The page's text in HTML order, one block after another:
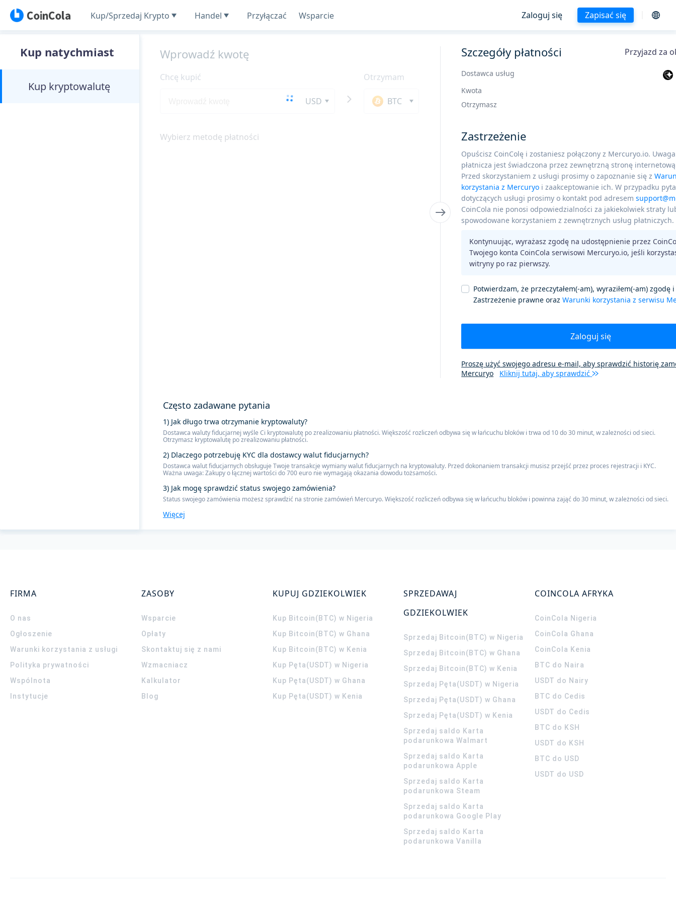
Kup/Sprzedaj Krypto Handel Przyłączać Wsparcie Zaloguj się Zapisać się
Kup natychmiast
Kup kryptowalutę
Wprowadź kwotę
Chcę kupić
USD
Otrzymam
BTC
Wybierz metodę płatności
Szczegóły płatności Przyjazd za
Dostawca usług
Kwota
Otrzymasz
Zastrzeżenie
Opuścisz CoinColę i zostaniesz połączony z Mercuryo.io.
płatnicza jest świadczona przez zewnętrzną stronę
Przed skorzystaniem z usługi prosimy o zapoznanie się z
korzystania z Mercuryo i zaakceptowanie ich. W przypadku
dotyczących usługi prosimy o kontakt pod adresem
CoinCola nie ponosi odpowiedzialności za jakiekolwiek straty
spowodowane korzystaniem z zewnętrznych usług płatniczych.
Kontynuując, wyrażasz zgodę na udostępnienie przez
Twojego konta CoinCola serwisowi Mercuryo.io, jeśli
witryny po raz pierwszy.
Potwierdzam, że przeczytałem(-am), wyraziłem(-am) zgodę
Zastrzeżenie prawne orazWarunki korzystania z serwisu
Zaloguj się
Proszę użyć swojego adresu e-mail, aby sprawdzić historię
Mercuryo
Kliknij tutaj, aby sprawdzić
Często zadawane pytania
1) Jak długo trwa otrzymanie kryptowaluty?
Dostawca waluty fiducjarnej wyśle ​​Ci kryptowalutę po zrealizowaniu płatności. Większość rozliczeń odbywa się w łańcuchu bloków i trwa od 10 do 30 minut, w zależności od sieci.
Otrzymasz kryptowalutę po zrealizowaniu płatności.
2) Dlaczego potrzebuję KYC dla dostawcy walut fiducjarnych?
Dostawca walut fiducjarnych obsługuje Twoje transakcje wymiany walut fiducjarnych na kryptowaluty. Przed dokonaniem transakcji musisz przejść przez proces rejestracji i KYC.
Ważna uwaga: Zakupy o łącznej wartości do 700 euro nie wymagają okazania dowodu tożsamości.
3) Jak mogę sprawdzić status swojego zamówienia?
Status swojego zamówienia możesz sprawdzić na stronie zamówień Mercuryo. Większość rozliczeń odbywa się w łańcuchu bloków i powinna zająć do 30 minut, w zależności od sieci.
Więcej
FIRMA
O nas
Ogłoszenie
Warunki korzystania z usługi
Polityka prywatności
Wspólnota
Instytucje
ZASOBY
Wsparcie
Opłaty
Skontaktuj się z nami
Wzmacniacz
Kalkulator
Blog
KUPUJ GDZIEKOLWIEK
Kup Bitcoin(BTC) w Nigeria
Kup Bitcoin(BTC) w Ghana
Kup Bitcoin(BTC) w Kenia
Kup Pęta(USDT) w Nigeria
Kup Pęta(USDT) w Ghana
Kup Pęta(USDT) w Kenia
SPRZEDAWAJ
GDZIEKOLWIEK
Sprzedaj Bitcoin(BTC) w Nigeria
Sprzedaj Bitcoin(BTC) w Ghana
Sprzedaj Bitcoin(BTC) w Kenia
Sprzedaj Pęta(USDT) w Nigeria
Sprzedaj Pęta(USDT) w Ghana
Sprzedaj Pęta(USDT) w Kenia
Sprzedaj saldo Karta
podarunkowa Walmart
Sprzedaj saldo Karta
podarunkowa Apple
Sprzedaj saldo Karta
podarunkowa Steam
Sprzedaj saldo Karta
podarunkowa Google Play
Sprzedaj saldo Karta
podarunkowa Vanilla
COINCOLA AFRYKA
CoinCola Nigeria
CoinCola Ghana
CoinCola Kenia
BTC do Naira
USDT do Nairy
BTC do Cedis
USDT do Cedis
BTC do KSH
USDT do KSH
BTC do USD
USDT do USD